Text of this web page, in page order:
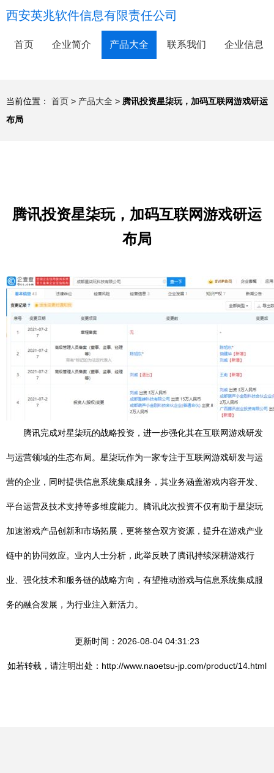
西安英兆软件信息有限责任公司
首页 企业简介 产品大全 联系我们 企业信息
当前位置： 首页 > 产品大全 > 腾讯投资星柒玩，加码互联网游戏研运
布局
腾讯投资星柒玩，加码互联网游戏研运
布局
腾讯完成对星柒玩的战略投资，进一步强化其在互联网游戏研发
与运营领域的生态布局。星柒玩作为一家专注于互联网游戏研发与运
营的企业，同时提供信息系统集成服务，其业务涵盖游戏内容开发、
平台运营及技术支持等多维度能力。腾讯此次投资不仅有助于星柒玩
加速游戏产品创新和市场拓展，更将整合双方资源，提升在游戏产业
链中的协同效应。业内人士分析，此举反映了腾讯持续深耕游戏行
业、强化技术和服务链的战略方向，有望推动游戏与信息系统集成服
务的融合发展，为行业注入新活力。
更新时间：2026-08-04 04:31:23
如若转载，请注明出处：http://www.naoetsu-jp.com/product/14.html